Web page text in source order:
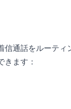
通話をルーティ
ます：